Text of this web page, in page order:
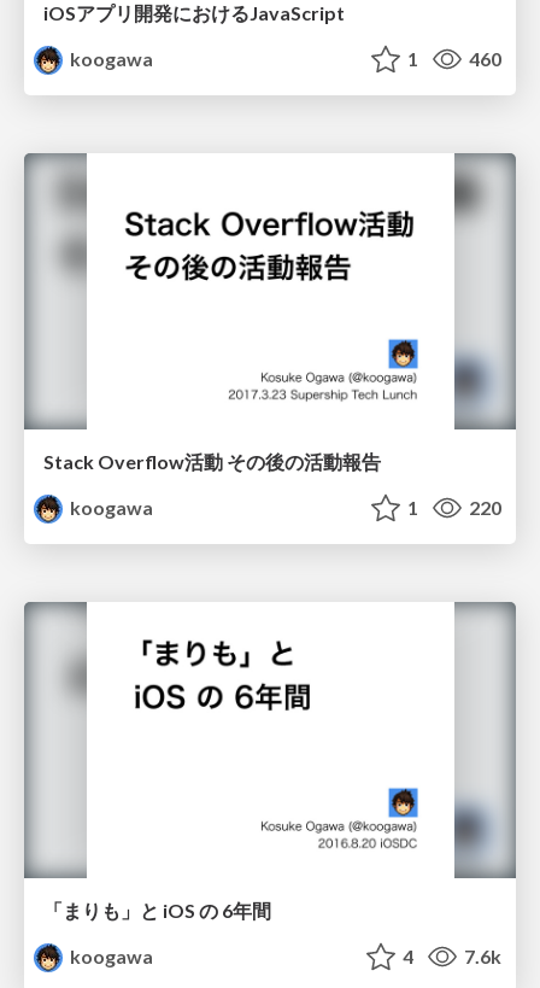
iOSアプリ開発におけるJavaScript
koogawa
1 460
Stack Overflow活動 その後の活動報告
koogawa
1 220
「まりも」と iOS の 6年間
koogawa
4 7.6k